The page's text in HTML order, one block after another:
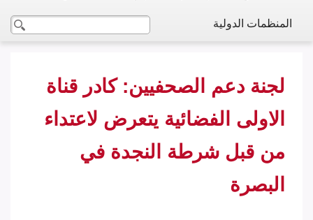
المنظمات الدولية
لجنة دعم الصحفيين: كادر قناة
الاولى الفضائية يتعرض لاعتداء
من قبل شرطة النجدة في
البصرة